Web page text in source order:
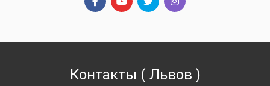
Контакты ( Львов )